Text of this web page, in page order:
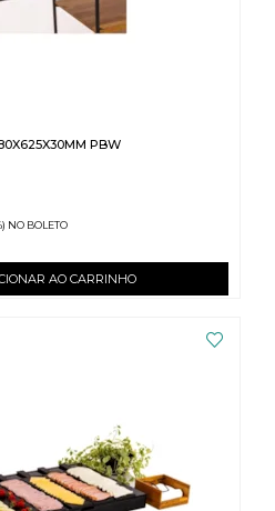
PBW
NO BOLETO
AO CARRINHO